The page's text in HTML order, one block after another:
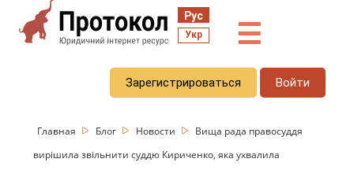
Рус
Укр ☰
Зарегистрироваться Войти
Главная Блог Новости
Вища рада правосуддя
вирішила звільнити суддю Кириченко, яка ухвалила